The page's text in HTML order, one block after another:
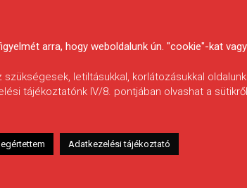
arra, hogy weboldalunk ún. "cookie"-kat
letiltásukkal, korlátozásukkal
tájékoztatónk IV/8. pontjában olvashat a
Adatkezelési tájékoztató